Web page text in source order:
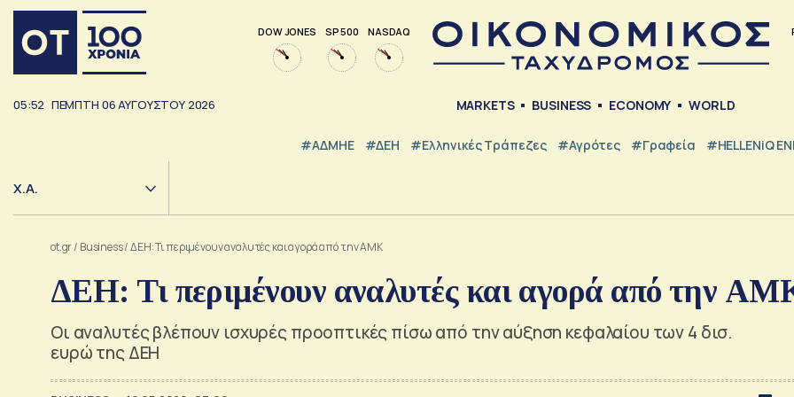
DOW JONES SP 500 NASDAQ
05:52 ΠΕΜΠΤΗ 06ΑΥΓΟΥΣΤΟΥ 2026 MARKETS BUSINESS ECONOMY WORLD
#ΑΔΜΗΕ #ΔΕΗ #ελληνικές Τράπεζες #Αγρότες #Γραφεία #HELLENiQ
Χ.Α.
ot.gr/ Business/ΔΕΗ: Τι περιμένουν αναλυτές και αγορά από την ΑΜΚ
ΔΕΗ: Τι περιμένουν αναλυτές και αγορά από την
Οι αναλυτές βλέπουν ισχυρές προοπτικές πίσω από την αύξηση κεφαλαίου των 4 δισ.
ευρώ της ΔΕΗ